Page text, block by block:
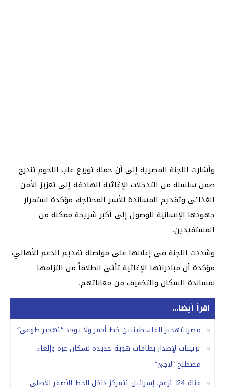
وأشارت اللجنة المصرية إلى أن حملة توزيع علب اللحوم تندرج
ضمن سلسلة من التدخلات الإغاثية الهادفة إلى تعزيز الأمن
الغذائي وتقديم المساندة للأسر المحتاجة، مؤكدة استمرار
جهودها الإنسانية للوصول إلى أكبر شريحة ممكنة من
المستفيدين.
وشددت اللجنة في إعلانها على مواصلة تقديم الدعم للأهالي،
مؤكدة أن مبادراتها الإغاثية تأتي انطلاقاً من التزامها
بمساندة السكان والتخفيف من معاناتهم.
اقرأ أيضا...
مصر: تهجير الفلسطينيين خط أحمر ولا يوجد “تهجير طوعي”
ترتيبات لإصدار بطاقات هوية جديدة لسكان غزة وإلغاء
مصطلح “لاجئ”
قناة i24 تزعم: إسرائيل تتمركز داخل الخط الأصفر الأصلي